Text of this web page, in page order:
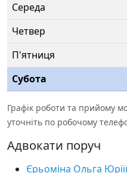
Середа
Четвер
П'ятниця
Субота
Графік роботи та прийому
уточніть по робочому
Адвокати поруч
Єрьоміна Ольга